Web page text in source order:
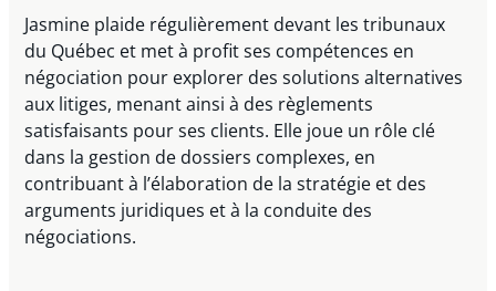
Jasmine plaide régulièrement devant les tribunaux
du Québec et met à profit ses compétences en
négociation pour explorer des solutions alternatives
aux litiges, menant ainsi à des règlements
satisfaisants pour ses clients. Elle joue un rôle clé
dans la gestion de dossiers complexes, en
contribuant à l’élaboration de la stratégie et des
arguments juridiques et à la conduite des
négociations.